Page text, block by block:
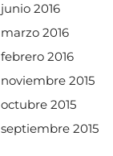
junio 2016
marzo 2016
febrero 2016
noviembre 2015
octubre 2015
septiembre 2015